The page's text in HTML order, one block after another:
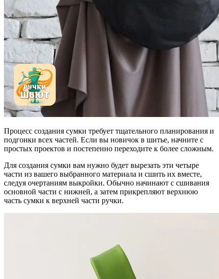
Процесс создания сумки требует тщательного планирования и
подгонки всех частей. Если вы новичок в шитье, начните с
простых проектов и постепенно переходите к более сложным.
Для создания сумки вам нужно будет вырезать эти четыре
части из вашего выбранного материала и сшить их вместе,
следуя очертаниям выкройки. Обычно начинают с сшивания
основной части с нижней, а затем прикрепляют верхнюю
часть сумки к верхней части ручки.